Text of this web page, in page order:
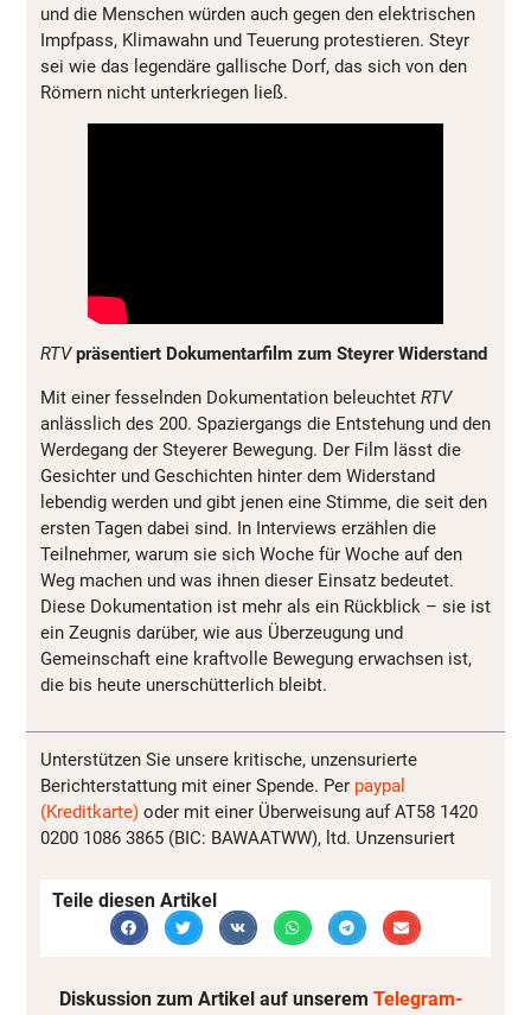
und die Menschen würden auch gegen den elektrischen
Impfpass, Klimawahn und Teuerung protestieren. Steyr
sei wie das legendäre gallische Dorf, das sich von den
Römern nicht unterkriegen ließ.
RTVpräsentiert Dokumentarfilm zum Steyrer Widerstand
Mit einer fesselnden Dokumentation beleuchtet RTV
anlässlich des 200. Spaziergangs die Entstehung und den
Werdegang der Steyerer Bewegung. Der Film lässt die
Gesichter und Geschichten hinter dem Widerstand
lebendig werden und gibt jenen eine Stimme, die seit den
ersten Tagen dabei sind. In Interviews erzählen die
Teilnehmer, warum sie sich Woche für Woche auf den
Weg machen und was ihnen dieser Einsatz bedeutet.
Diese Dokumentation ist mehr als ein Rückblick – sie ist
ein Zeugnis darüber, wie aus Überzeugung und
Gemeinschaft eine kraftvolle Bewegung erwachsen ist,
die bis heute unerschütterlich bleibt.
Unterstützen Sie unsere kritische, unzensurierte
Berichterstattung mit einer Spende. Per paypal
(Kreditkarte) oder mit einer Überweisung auf AT58 1420
0200 1086 3865 (BIC: BAWAATWW), ltd. Unzensuriert
Teile diesen Artikel
Diskussion zum Artikel auf unserem Telegram-